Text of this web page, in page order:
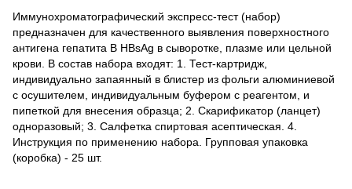
Иммунохроматографический экспресс-тест (набор)
предназначен для качественного выявления поверхностного
антигена гепатита В HBsAg в сыворотке, плазме или цельной
крови. В состав набора входят: 1. Тест-картридж,
индивидуально запаянный в блистер из фольги алюминиевой
с осушителем, индивидуальным буфером с реагентом, и
пипеткой для внесения образца; 2. Скарификатор (ланцет)
одноразовый; 3. Салфетка спиртовая асептическая. 4.
Инструкция по применению набора. Групповая упаковка
(коробка) - 25 шт.